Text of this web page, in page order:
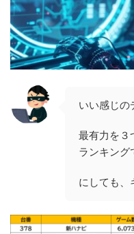
いい感じの
最有力を３
ランキング
にしても、